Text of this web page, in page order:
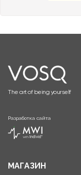
The art of being yourself
Разработка сайта
МАГАЗИН